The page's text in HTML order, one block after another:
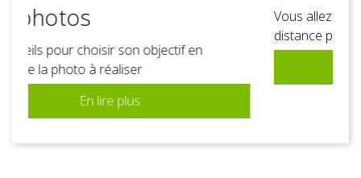
Vous allez tout savoir de la formation photo à
distance pour bien comprendre comment...